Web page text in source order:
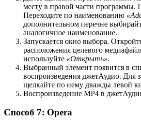
месту в правой части программы.
Переходите по наименованию
дополнительном перечне
аналогичное наименование.
Запускается окно выбора.
расположения целевого
используйте «Открыть».
Выбранный элемент появится в
воспроизведения джетАудио. Для
щелкайте по нему дважды левой
Воспроизведение MP4 в
Способ 7: Opera